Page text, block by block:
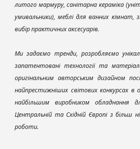
литого мармуру, санітарна кераміка
умивальники), меблі для ванних кімнат,
вибір практичних аксесуарів.
Ми задаємо тренди, розробляємо
запатентовані технології та
оригінальним авторським дизайном
найпрестижніших світових конкурсах в
найбільшим виробником обладнання
Центральній та Східній Європі з більш
роботи.